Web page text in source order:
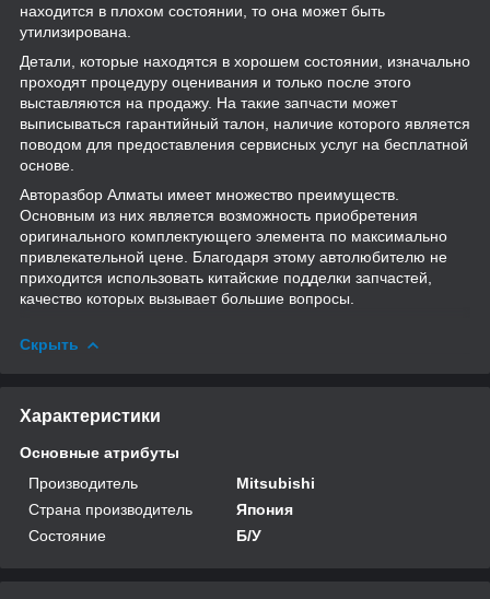
находится в плохом состоянии, то она может быть
утилизирована.
Детали, которые находятся в хорошем состоянии, изначально
проходят процедуру оценивания и только после этого
выставляются на продажу. На такие запчасти может
выписываться гарантийный талон, наличие которого является
поводом для предоставления сервисных услуг на бесплатной
основе.
Авторазбор Алматы имеет множество преимуществ.
Основным из них является возможность приобретения
оригинального комплектующего элемента по максимально
привлекательной цене. Благодаря этому автолюбителю не
приходится использовать китайские подделки запчастей,
качество которых вызывает большие вопросы.
Скрыть
Характеристики
Основные атрибуты
Производитель
Mitsubishi
Страна производитель
Япония
Состояние
Б/У